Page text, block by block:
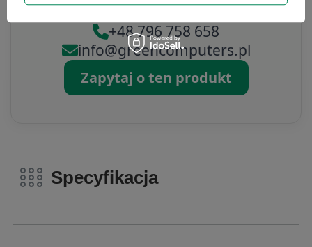
Skorzystaj z naszej pomocy!
+48 796 758 658
info@greencomputers.pl
Zapytaj o ten produkt
Specyfikacja